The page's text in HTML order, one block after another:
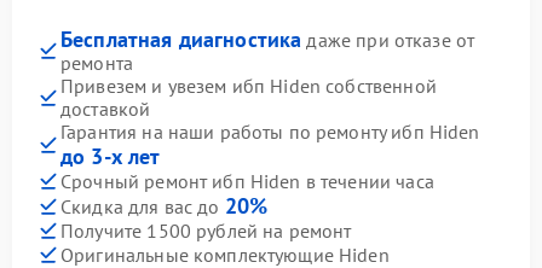
Бесплатная диагностика даже при отказе от
ремонта
Привезем и увезем ибп Hiden собственной
доставкой
Гарантия на наши работы по ремонту ибп Hiden
до 3-х лет
Срочный ремонт ибп Hiden в течении часа
Скидка для вас до 20%
Получите 1500 рублей на ремонт
Оригинальные комплектующие Hiden